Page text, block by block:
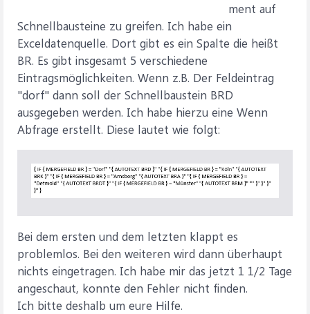
ment auf
Schnellbausteine zu greifen. Ich habe ein
Exceldatenquelle. Dort gibt es ein Spalte die heißt
BR. Es gibt insgesamt 5 verschiedene
Eintragsmöglichkeiten. Wenn z.B. Der Feldeintrag
"dorf" dann soll der Schnellbaustein BRD
ausgegeben werden. Ich habe hierzu eine Wenn
Abfrage erstellt. Diese lautet wie folgt:
Bei dem ersten und dem letzten klappt es
problemlos. Bei den weiteren wird dann überhaupt
nichts eingetragen. Ich habe mir das jetzt 1 1/2 Tage
angeschaut, konnte den Fehler nicht finden.
Ich bitte deshalb um eure Hilfe.